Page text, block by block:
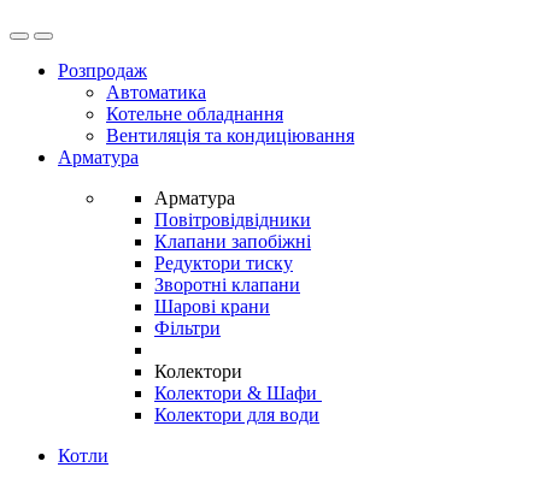
OpenClose
Розпродаж
Автоматика
Котельне обладнання
Вентиляція та кондиціювання
Арматура
Арматура
Повітровідвідники
Клапани запобіжні
Редуктори тиску
Зворотні клапани
Шарові крани
Фільтри
Колектори
Колектори & Шафи
Колектори для води
Котли